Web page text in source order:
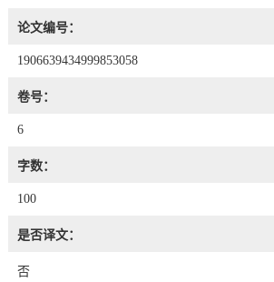
论文编号：
1906639434999853058
卷号：
6
字数：
100
是否译文：
否